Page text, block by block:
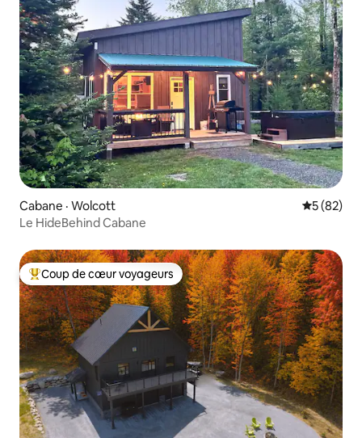
Cabane · Wolcott Note
5 (82)
Le HideBehind Cabane
Coup de cœur voyageurs parmi les plus aimés
Coup de cœur voyageurs